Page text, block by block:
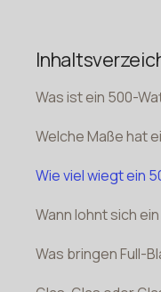
Was ist ein 500-
Welche Maße hat
Wie viel wiegt ein
Wann lohnt sich
Was bringen Full-